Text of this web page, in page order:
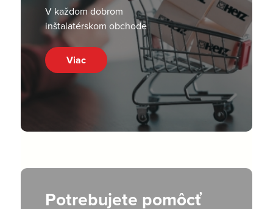
V každom dobrom
inštalatérskom obchode
Viac
Potrebujete pomôcť